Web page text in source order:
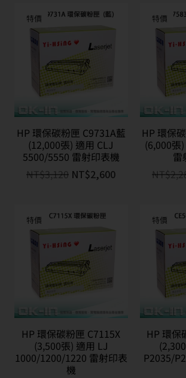
特價
HP 環保碳粉匣 C9731A藍
(12,000張) 適用 CLJ
5500/5550 雷射印表機
NT$3,120 NT$2,600
特價
HP 環保
(6,000張
雷
NT$
特價
HP 環保碳粉匣 C7115X
(3,500張) 適用 LJ
1000/1200/1220 雷射印表
機
特價
HP 環保
P2035/